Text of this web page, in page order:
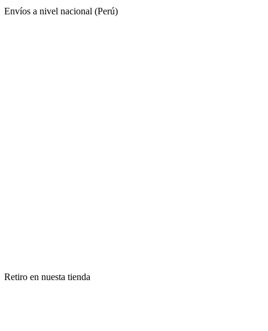
Envíos a nivel nacional (Perú)
Retiro en nuesta tienda